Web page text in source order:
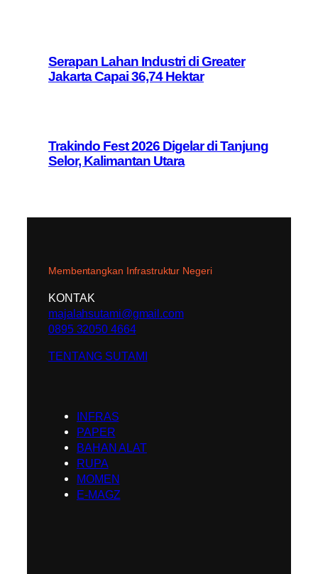
Serapan Lahan Industri di Greater
Jakarta Capai 36,74 Hektar
Trakindo Fest 2026 Digelar di Tanjung
Selor, Kalimantan Utara
Membentangkan Infrastruktur Negeri
KONTAK
majalahsutami@gmail.com
0895 32050 4664
TENTANG SUTAMI
INFRAS
PAPER
BAHAN ALAT
RUPA
MOMEN
E-MAGZ